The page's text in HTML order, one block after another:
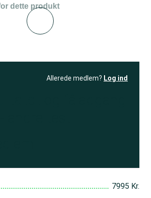
dette produkt
Allerede medlem? Log ind
7995 Kr.